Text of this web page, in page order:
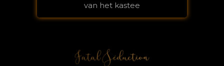
van het kastee